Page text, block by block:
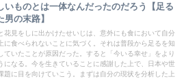
いものとは一体なんだったのだろう【足る
男の末路】
花見をしに出かけたせいじは、意外にも食において自分
に食べられないことに気づく。それは普段から足るを知
ていたことが原因だった。すると「今いる幸せ」をより
になる。今を生きていることに感謝した上で、日本や世
題に目を向けていこう。まずは自分の現状を分析した上